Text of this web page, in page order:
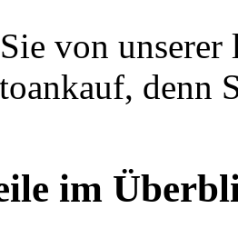
von
denn
im